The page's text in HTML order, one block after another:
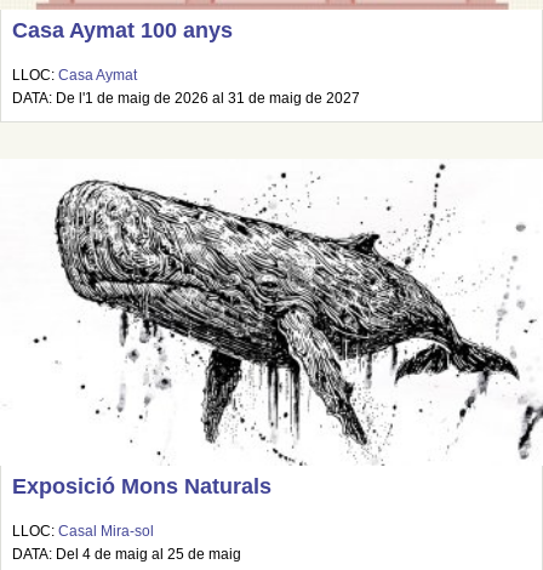
Casa Aymat 100 anys
LLOC: Casa Aymat
DATA: De l'1 de maig de 2026 al 31 de maig de 2027
Exposició Mons Naturals
LLOC: Casal Mira-sol
DATA: Del 4 de maig al 25 de maig